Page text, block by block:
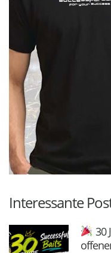
Interessante
30